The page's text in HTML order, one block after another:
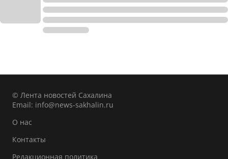
© Лента новостей Сахалина
Email: info@news-sakhalin.ru
О нас
Контакты
Редакционная политика